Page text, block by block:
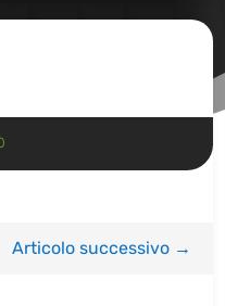
Articolo successivo→